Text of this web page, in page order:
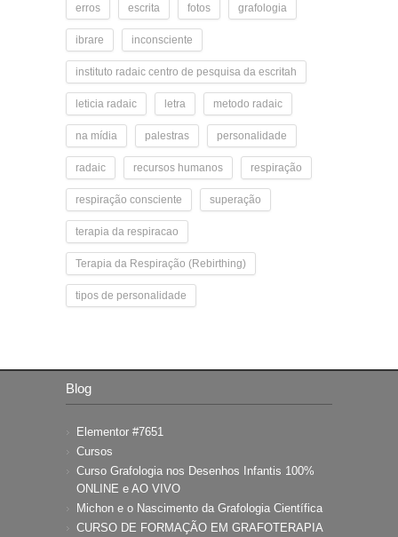
erros escrita fotos grafologia
ibrare inconsciente
instituto radaic centro de pesquisa da escritah
leticia radaic letra metodo radaic
na mídia palestras personalidade
radaic recursos humanos respiração
respiração consciente superação
terapia da respiracao
Terapia da Respiração (Rebirthing)
tipos de personalidade
Blog
Elementor #7651
Cursos
Curso Grafologia nos Desenhos Infantis 100%
ONLINE e AO VIVO
Michon e o Nascimento da Grafologia Científica
CURSO DE FORMAÇÃO EM GRAFOTERAPIA